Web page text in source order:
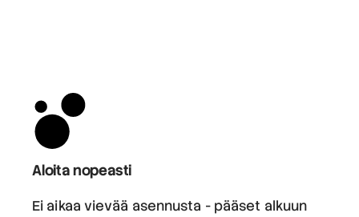
Aloita nopeasti
Ei aikaa vievää asennusta - pääset alkuun